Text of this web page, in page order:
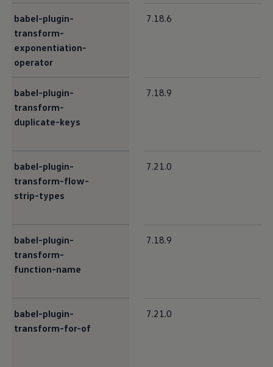
babel-plugin-
transform-
exponentiation-
operator
7.18.6
babel-plugin-
transform-
duplicate-keys
7.18.9
babel-plugin-
transform-flow-
strip-types
7.21.0
babel-plugin-
transform-
function-name
7.18.9
babel-plugin-
transform-for-of
7.21.0